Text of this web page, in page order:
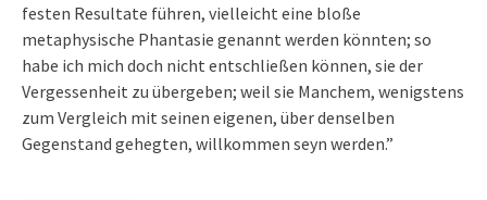
festen Resultate führen, vielleicht eine bloße
metaphysische Phantasie genannt werden könnten; so
habe ich mich doch nicht entschließen können, sie der
Vergessenheit zu übergeben; weil sie Manchem, wenigstens
zum Vergleich mit seinen eigenen, über denselben
Gegenstand gehegten, willkommen seyn werden.”